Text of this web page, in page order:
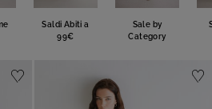
Saldi Abiti a
99€
Sale by
Category